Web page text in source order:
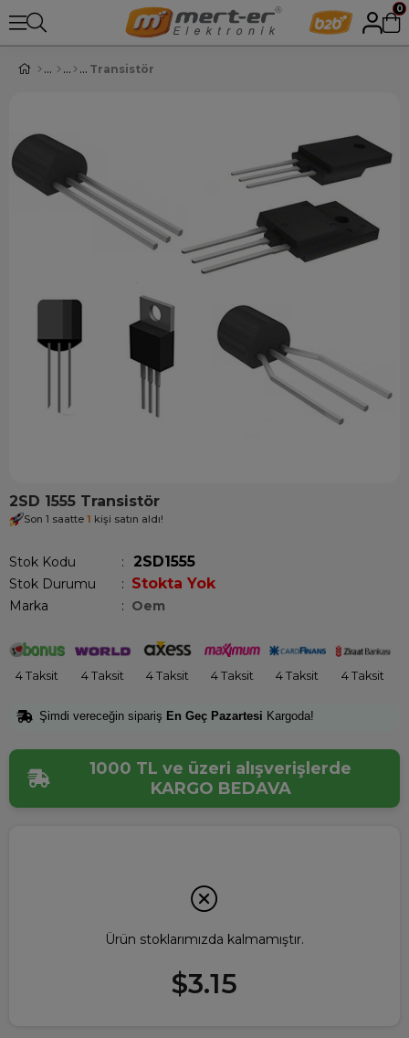
0
Transistör
2SD 1555 Transistör
Son 1 saatte 1 kişi satın aldı!
Stok Kodu 2SD1555
Stok Durumu : Stokta Yok
Marka : Oem
4 Taksit 4 Taksit 4 Taksit 4 Taksit 4 Taksit 4 Taksit
Şimdi vereceğin sipariş En Geç Pazartesi Kargoda!
1000 TL ve üzeri alışverişlerde
KARGO BEDAVA
Ürün stoklarımızda kalmamıştır.
$3.15